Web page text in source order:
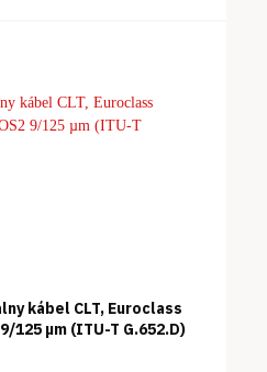
kábel CLT, Euroclass
125 µm (ITU-T G.652.D)